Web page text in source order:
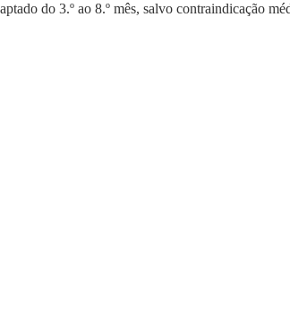
do 3.º ao 8.º mês, salvo contraindicação